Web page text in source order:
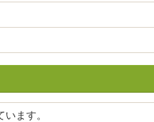
ます。